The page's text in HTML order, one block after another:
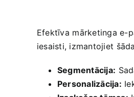
Efektīva ⁢mārketinga e-
iesaisti, izmantojiet⁣
Segmentācija:
Personalizācija: